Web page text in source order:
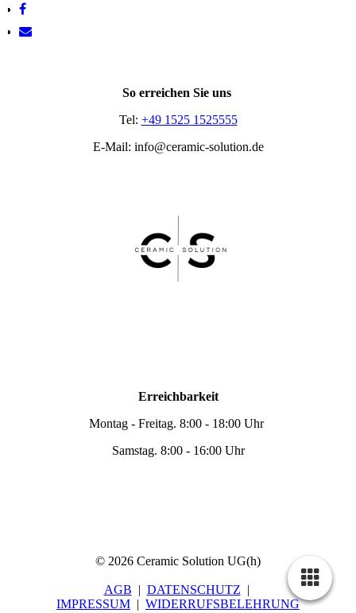
So erreichen Sie uns
Tel: +49 1525 1525555
E-Mail: info@ceramic-solution.de
Erreichbarkeit
Montag - Freitag. 8:00 - 18:00 Uhr
Samstag. 8:00 - 16:00 Uhr
© 2026 Ceramic Solution UG(h)
AGB | DATENSCHUTZ |
IMPRESSUM | WIDERRUFSBELEHRUNG